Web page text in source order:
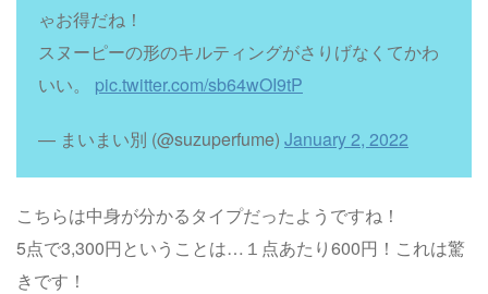
ゃお得だね！
スヌーピーの形のキルティングがさりげなくてかわ
いい。 pic.twitter.com/sb64wOI9tP
— まいまい別 (@suzuperfume) January 2, 2022
こちらは中身が分かるタイプだったようですね！
5点で3,300円ということは…１点あたり600円！これは驚
きです！